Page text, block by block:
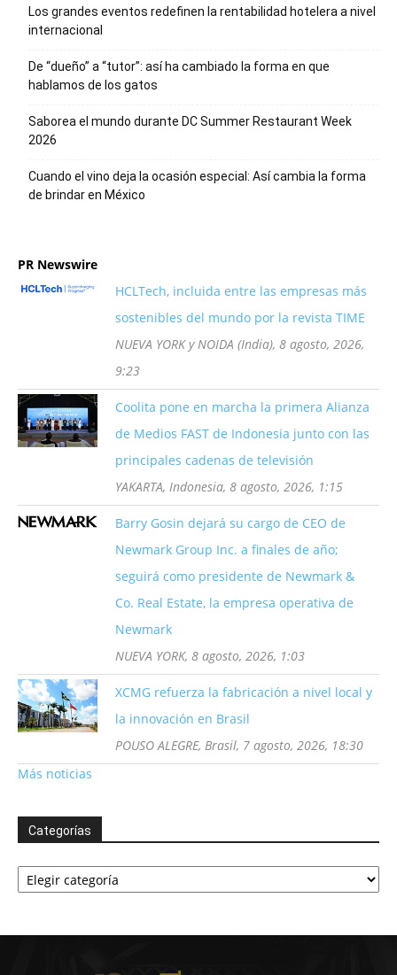
Los grandes eventos redefinen la rentabilidad hotelera a nivel
internacional
De “dueño” a “tutor”: así ha cambiado la forma en que
hablamos de los gatos
Saborea el mundo durante DC Summer Restaurant Week
2026
Cuando el vino deja la ocasión especial: Así cambia la forma
de brindar en México
PR Newswire
HCLTech, incluida entre las empresas más
sostenibles del mundo por la revista TIME
NUEVA YORK y NOIDA (India), 8 agosto, 2026,
9:23
Coolita pone en marcha la primera Alianza
de Medios FAST de Indonesia junto con las
principales cadenas de televisión
YAKARTA, Indonesia, 8 agosto, 2026, 1:15
Barry Gosin dejará su cargo de CEO de
Newmark Group Inc. a finales de año;
seguirá como presidente de Newmark &
Co. Real Estate, la empresa operativa de
Newmark
NUEVA YORK, 8 agosto, 2026, 1:03
XCMG refuerza la fabricación a nivel local y
la innovación en Brasil
POUSO ALEGRE, Brasil, 7 agosto, 2026, 18:30
Más noticias
Categorías
Categorías